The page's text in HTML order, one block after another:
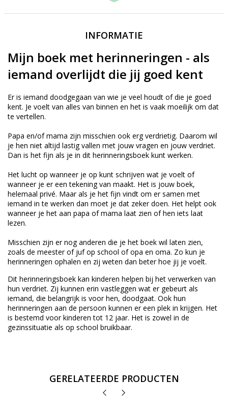
INFORMATIE
Mijn boek met herinneringen - als
iemand overlijdt die jij goed kent
Er is iemand doodgegaan van wie je veel houdt of die je goed
kent. Je voelt van alles van binnen en het is vaak moeilijk om dat
te vertellen.
Papa en/of mama zijn misschien ook erg verdrietig. Daarom wil
je hen niet altijd lastig vallen met jouw vragen en jouw verdriet.
Dan is het fijn als je in dit herinneringsboek kunt werken.
Het lucht op wanneer je op kunt schrijven wat je voelt of
wanneer je er een tekening van maakt. Het is jouw boek,
helemaal privé. Maar als je het fijn vindt om er samen met
iemand in te werken dan moet je dat zeker doen. Het helpt ook
wanneer je het aan papa of mama laat zien of hen iets laat
lezen.
Misschien zijn er nog anderen die je het boek wil laten zien,
zoals de meester of juf op school of opa en oma. Zo kun je
herinneringen ophalen en zij weten dan beter hoe jij je voelt.
Dit herinneringsboek kan kinderen helpen bij het verwerken van
hun verdriet. Zij kunnen erin vastleggen wat er gebeurt als
iemand, die belangrijk is voor hen, doodgaat. Ook hun
herinneringen aan de persoon kunnen er een plek in krijgen. Het
is bestemd voor kinderen tot 12 jaar. Het is zowel in de
gezinssituatie als op school bruikbaar.
GERELATEERDE PRODUCTEN